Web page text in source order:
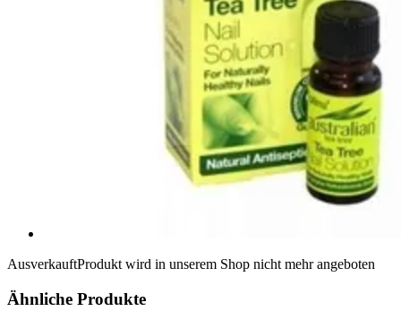
AusverkauftProdukt wird in unserem Shop nicht mehr angeboten
Ähnliche Produkte